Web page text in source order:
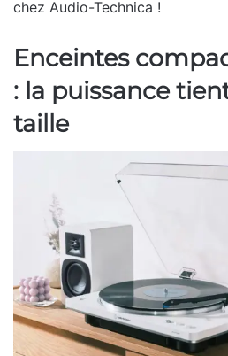
chez Audio-Technica !
Enceintes
: la puissance
taille